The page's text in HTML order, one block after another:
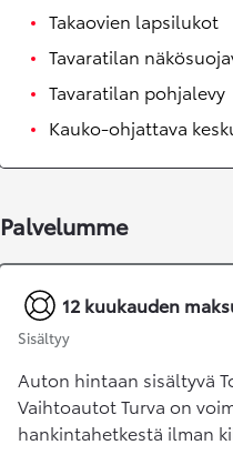
Takaovien lapsilukot
Tavaratilan
Tavaratilan pohjalevy
Kauko-ohjattava
Palvelumme
12 kuukauden
Sisältyy
Auton hintaan sisältyvä
Vaihtoautot Turva on
hankintahetkestä ilman